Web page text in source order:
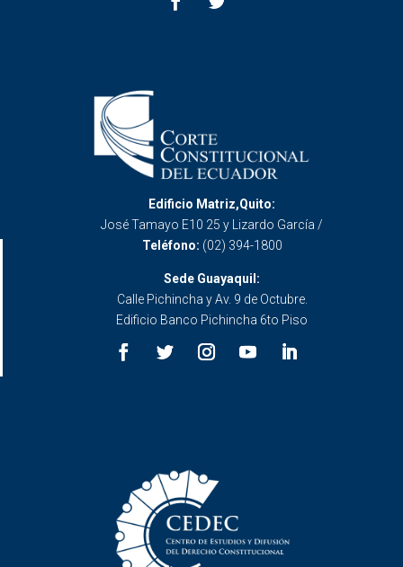
Edificio Matriz,Quito:
José Tamayo E10 25 y Lizardo García /
Teléfono: (02) 394-1800
Sede Guayaquil:
Calle Pichincha y Av. 9 de Octubre.
Edificio Banco Pichincha 6to Piso